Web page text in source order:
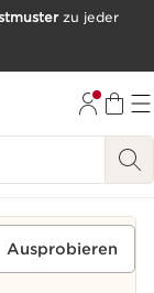
zu jeder
Ausprobieren